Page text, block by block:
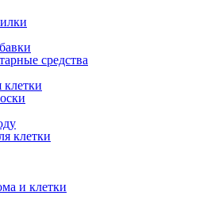
средства
клетки
клетки
и клетки